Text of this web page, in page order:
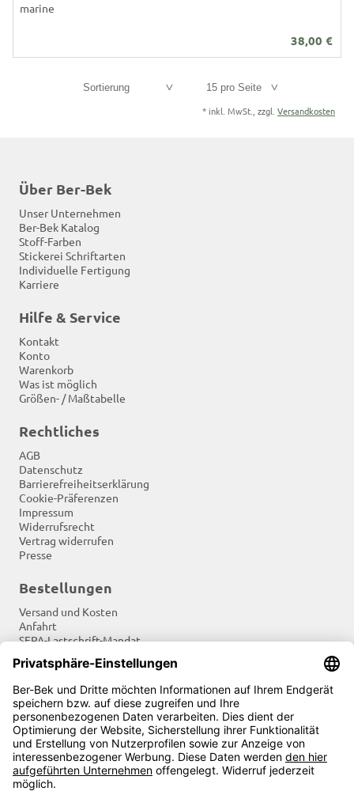
marine
38,00 €
Sortierung 15 pro Seite
* inkl. MwSt., zzgl. Versandkosten
Über Ber-Bek
Unser Unternehmen
Ber-Bek Katalog
Stoff-Farben
Stickerei Schriftarten
Individuelle Fertigung
Karriere
Hilfe & Service
Kontakt
Konto
Warenkorb
Was ist möglich
Größen- / Maßtabelle
Rechtliches
AGB
Datenschutz
Barrierefreiheitserklärung
Cookie-Präferenzen
Impressum
Widerrufsrecht
Vertrag widerrufen
Presse
Bestellungen
Versand und Kosten
Anfahrt
SEPA-Lastschrift-Mandat
Newsletter
Soziale Netzwerke
Zahlungsarten